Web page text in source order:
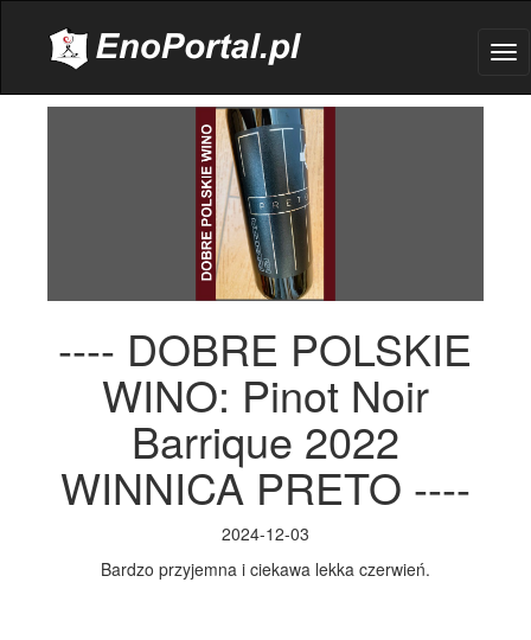
---- DOBRE POLSKIE
WINO: Pinot Noir
Barrique 2022
WINNICA PRETO ----
2024-12-03
Bardzo przyjemna i ciekawa lekka czerwień.